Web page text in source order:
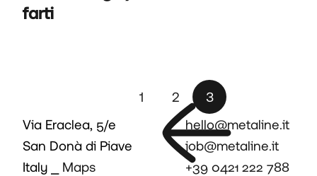
farti
Paginazione degli
Pagina precedente
1 2
3
Via Eraclea, 5/e
San Donà di Piave
Italy ⎯ Maps
hello@metaline.it
job@metaline.it
+39 0421 222 788